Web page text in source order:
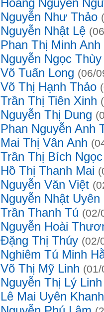
Hoàng Nguyễn
Nguyễn Như Thảo
Nguyễn Nhật Lệ
Phan Thị Minh Anh
Nguyễn Ngọc
Võ Tuấn Long (06/
Võ Thị Hạnh Thảo
Trần Thị Tiên Xinh
Nguyễn Thị Dung
Phan Nguyễn Anh
Mai Thị Vân Anh
Trần Thị Bích Ngọc
Hồ Thị Thanh Mai
Nguyễn Văn Việt
Nguyễn Nhật Uyên
Trần Thanh Tú (02/
Nguyễn Hoài
Đặng Thị Thúy (02/
Nghiêm Tú Minh
Võ Thị Mỹ Linh
Nguyễn Thị Lý Linh
Lê Mai Uyên Khanh